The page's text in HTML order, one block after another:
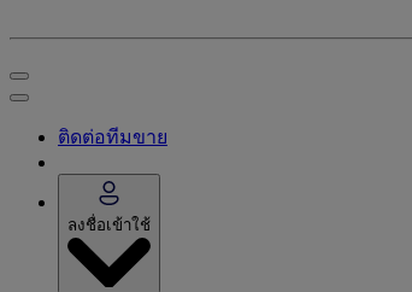
ติดต่อทีมขาย
ลงชื่อเข้าใช้